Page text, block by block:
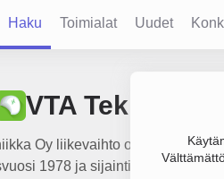
Haku Toimialat Uudet
VTA Tekniikka
Oy liikevaihto on 32.6 milj.
1978 ja sijainti Helsinki.